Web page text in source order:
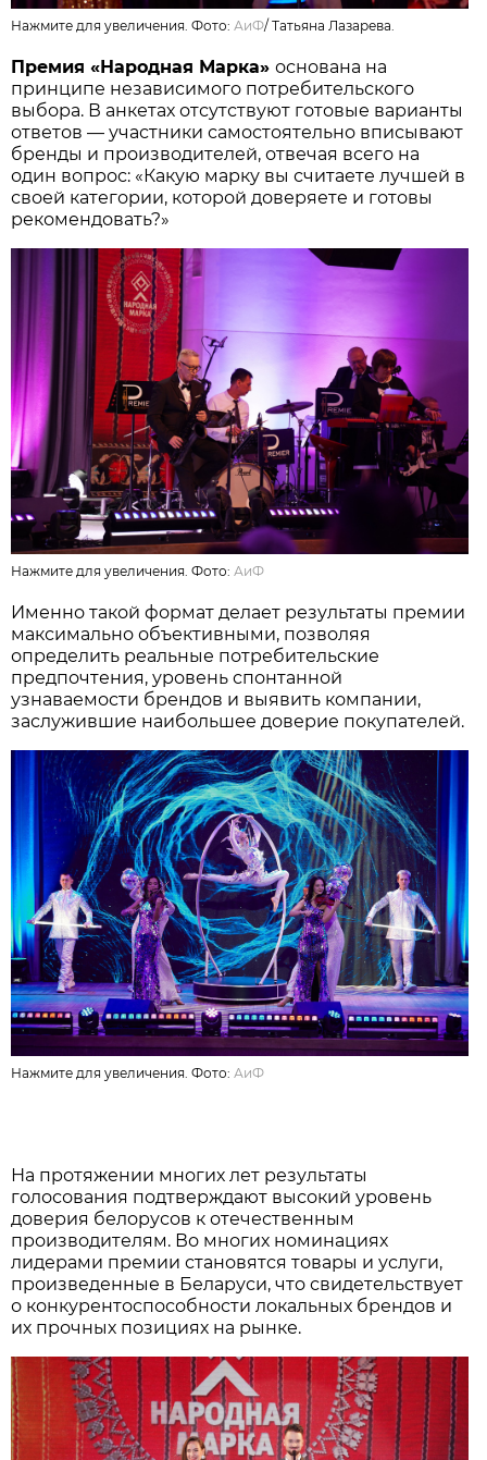
Нажмите для увеличения. Фото:АиФ/Татьяна Лазарева.
Премия «Народная Марка»основана на
принципе независимого потребительского
выбора. В анкетах отсутствуют готовые варианты
ответов — участники самостоятельно вписывают
бренды и производителей, отвечая всего на
один вопрос: «Какую марку вы считаете лучшей в
своей категории, которой доверяете и готовы
рекомендовать?»
Нажмите для увеличения. Фото:АиФ
Именно такой формат делает результаты премии
максимально объективными, позволяя
определить реальные потребительские
предпочтения, уровень спонтанной
узнаваемости брендов и выявить компании,
заслужившие наибольшее доверие покупателей.
Нажмите для увеличения. Фото:АиФ
На протяжении многих лет результаты
голосования подтверждают высокий уровень
доверия белорусов к отечественным
производителям. Во многих номинациях
лидерами премии становятся товары и услуги,
произведенные в Беларуси, что свидетельствует
о конкурентоспособности локальных брендов и
их прочных позициях на рынке.